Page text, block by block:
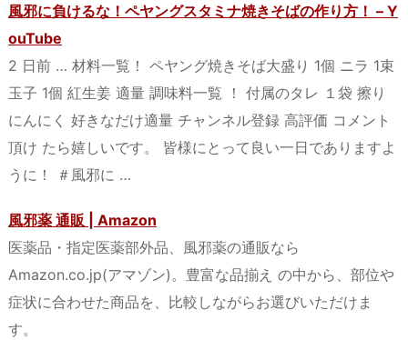
風邪に負けるな！ペヤングスタミナ焼きそばの作り方！ – Y
ouTube
2 日前 … 材料一覧！ ペヤング焼きそば大盛り 1個 ニラ 1束
玉子 1個 紅生姜 適量 調味料一覧 ！ 付属のタレ １袋 擦り
にんにく 好きなだけ適量 チャンネル登録 高評価 コメント
頂け たら嬉しいです。 皆様にとって良い一日でありますよ
うに！ ＃風邪に …
風邪薬 通販 | Amazon
医薬品・指定医薬部外品、風邪薬の通販なら
Amazon.co.jp(アマゾン)。豊富な品揃え の中から、部位や
症状に合わせた商品を、比較しながらお選びいただけま
す。